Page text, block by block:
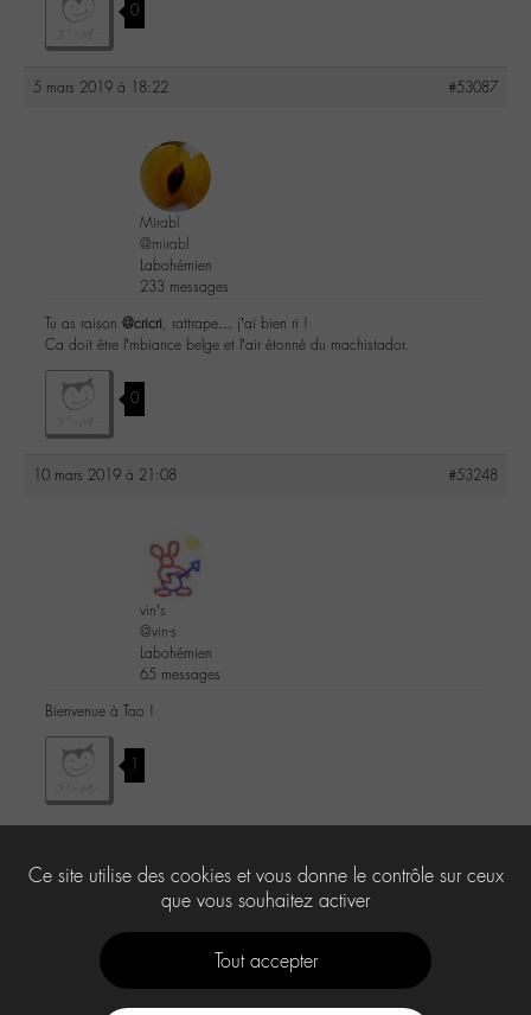
0
5 mars 2019 à 18:22 #53087
Mirabl
@mirabl
Labohémien
233 messages
Tu as raison @cricri , rattrape… j’ai bien ri !
Ca doit être l’mbiance belge et l’air étonné du machistador.
0
10 mars 2019 à 21:08 #53248
vin’s
@vin-s
Labohémien
65 messages
Bienvenue à Tao !
1
Le forum ‘-M-edia’ est fermé à de nouveaux sujets et réponses.
Ce site utilise des cookies et vous donne le contrôle sur ceux
que vous souhaitez activer
Tout accepter